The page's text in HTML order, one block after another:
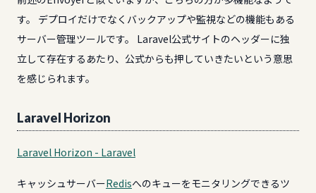
す。 デプロイだけでなくバックアップや監視などの機能もある
サーバー管理ツールです。 Laravel公式サイトのヘッダーに独
立して存在するあたり、公式からも押していきたいという意思
を感じられます。
Laravel Horizon
Laravel Horizon - Laravel
キャッシュサーバーRedisへのキューをモニタリングできるツ